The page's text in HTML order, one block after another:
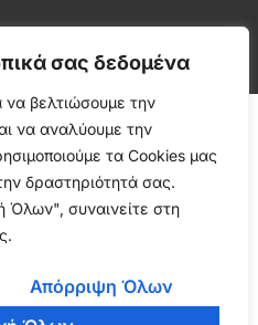
σας δεδομένα
να βελτιώσουμε την
να αναλύουμε την
τα Cookies μας
δραστηριότητά σας.
Όλων", συναινείτε στη
Απόρριψη Όλων